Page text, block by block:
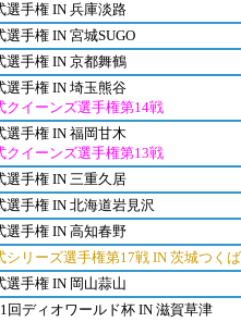
選手権 IN 兵庫淡路
選手権 IN 宮城SUGO
選手権 IN 京都舞鶴
選手権 IN 埼玉熊谷
クイーンズ選手権第14戦
選手権 IN 福岡甘木
クイーンズ選手権第13戦
選手権 IN 三重久居
選手権 IN 北海道岩見沢
選手権 IN 高知春野
シリーズ選手権第17戦 IN 茨城つくば
選手権 IN 岡山蒜山
回ディオワールド杯 IN 滋賀草津